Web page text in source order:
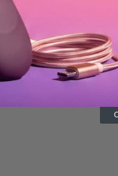
de la
mismo dia siempre
días laborables.